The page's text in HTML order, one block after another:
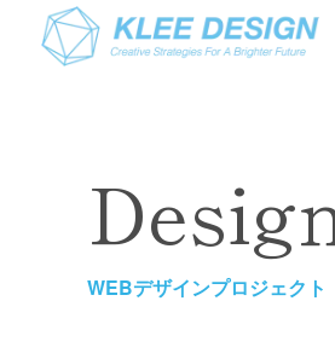
WEBデザインプロジェクト